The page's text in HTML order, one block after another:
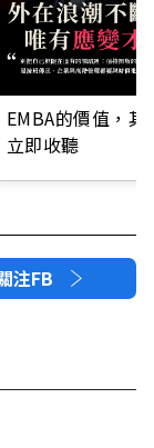
EMBA的價值，
立即收聽
注FB